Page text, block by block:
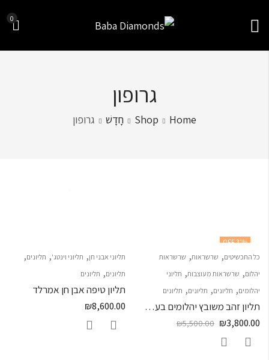
0
גרופון
Home
Shop חָדָשׁ גרופון
31% OFF
כל התכשיטים, שרשראות, שרשראות
יהלום, שרשראות מעוצבות, תליוני
יהלומים, תליונים, תליונים, תליונים
תליון זהב משובץ יהלומים בעיצוב לב
₪3,800.00
₪5,500.00
תליוני אבני חן, תליוני וינטג', תליונים,
תליונים, תליונים
תליון טיפה אבן חן אמרלד
₪8,600.00